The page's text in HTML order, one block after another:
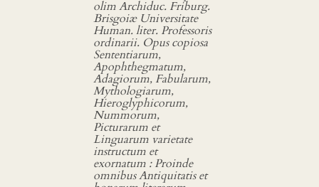
olim Archiduc. Friburg.
Brisgoiæ Universitate
Human. liter. Professoris
ordinarii. Opus copiosa
Sententiarum,
Apophthegmatum,
Adagiorum, Fabularum,
Mythologiarum,
Hieroglyphicorum,
Nummorum,
Picturarum et
Linguarum varietate
instructum et
exornatum : Proinde
omnibus Antiquitatis et